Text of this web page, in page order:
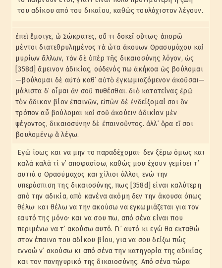
του αδίκου από του δικαίου, καθώς τουλάχιστον λέγουν.
ἐπεὶ ἔμοιγε, ὦ Σώκρατες, οὔ τι δοκεῖ οὕτως· ἀπορῶ
μέντοι διατεθρυλημένος τὰ ὦτα ἀκούων Θρασυμάχου καὶ
μυρίων ἄλλων, τὸν δὲ ὑπὲρ τῆς δικαιοσύνης λόγον, ὡς
[358d] ἄμεινον ἀδικίας, οὐδενός πω ἀκήκοα ὡς βούλομαι
—βούλομαι δὲ αὐτὸ καθ᾽ αὑτὸ ἐγκωμιαζόμενον ἀκοῦσαι—
μάλιστα δ᾽ οἶμαι ἂν σοῦ πυθέσθαι. διὸ κατατείνας ἐρῶ
τὸν ἄδικον βίον ἐπαινῶν, εἰπὼν δὲ ἐνδείξομαί σοι ὃν
τρόπον αὖ βούλομαι καὶ σοῦ ἀκούειν ἀδικίαν μὲν
ψέγοντος, δικαιοσύνην δὲ ἐπαινοῦντος. ἀλλ᾽ ὅρα εἴ σοι
βουλομένῳ ἃ λέγω.
Εγώ ίσως και να μην το παραδέχομαι· δεν ξέρω όμως και
καλά καλά τί ν᾽ αποφασίσω, καθώς μου έχουν γεμίσει τ᾽
αυτιά ο Θρασύμαχος και χίλιοι άλλοι, ενώ την
υπεράσπιση της δικαιοσύνης, πως [358d] είναι καλύτερη
από την αδικία, από κανένα ακόμη δεν την άκουσα όπως
θέλω· και θέλω να την ακούσω να εγκωμιάζεται για τον
εαυτό της μόνο· και να σου πω, από σένα είναι που
περιμένω να τ᾽ ακούσω αυτό. Γι᾽ αυτό κι εγώ θα εκταθώ
στον έπαινο του αδίκου βίου, για να σου δείξω πώς
εννοώ ν᾽ ακούσω κι από σένα την κατηγορία της αδικίας
και τον πανηγυρικό της δικαιοσύνης. Από σένα τώρα